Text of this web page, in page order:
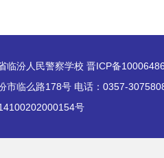
临汾人民警察学校 晋ICP备
市临么路178号 电话：0357-
号